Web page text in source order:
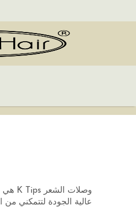
عالية الجودة لتتمكني